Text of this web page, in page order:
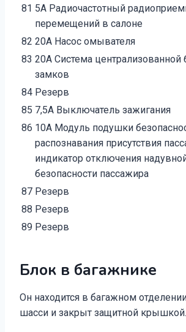
81 5А Радиочастотный
перемещений в салоне
82 20А Насос омывателя
83 20А Система централизованной
замков
84 Резерв
85 7,5А Выключатель зажигания
86 10А Модуль подушки
распознавания присутствия
индикатор отключения
безопасности пассажира
87 Резерв
88 Резерв
89 Резерв
Блок в багажнике
Он находится в багажном
шасси и закрыт защитной крышкой.